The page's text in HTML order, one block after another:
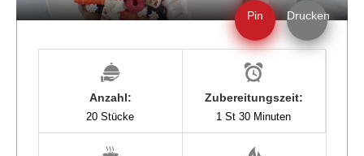
Pin Drucken
Anzahl:
20 Stücke
Zubereitungszeit:
1 St 30 Minuten